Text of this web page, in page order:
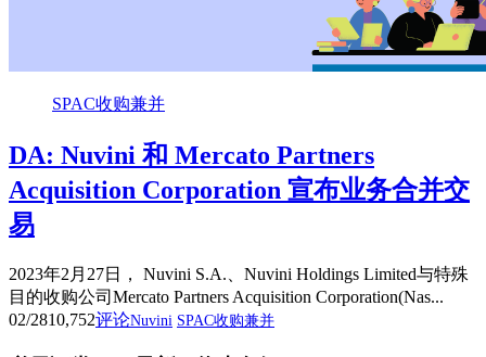
SPAC收购兼并
DA: Nuvini 和 Mercato Partners
Acquisition Corporation 宣布业务合并交
易
2023年2月27日， Nuvini S.A.、Nuvini Holdings Limited与特殊
目的收购公司Mercato Partners Acquisition Corporation(Nas...
02/2810,752评论Nuvini SPAC收购兼并